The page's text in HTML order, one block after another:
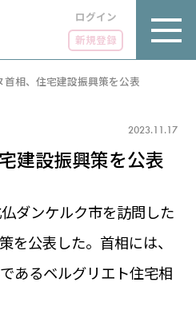
ログイン
新規登録
FR 04:48 ／ JP 11:48
首相、住宅建設振興策を公表
2023.11.17
建設振興策を公表
ダンケルク市を訪問した
を公表した。首相には、
あるベルグリエト住宅相